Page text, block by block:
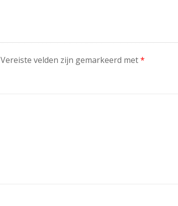
Vereiste velden zijn gemarkeerd met*